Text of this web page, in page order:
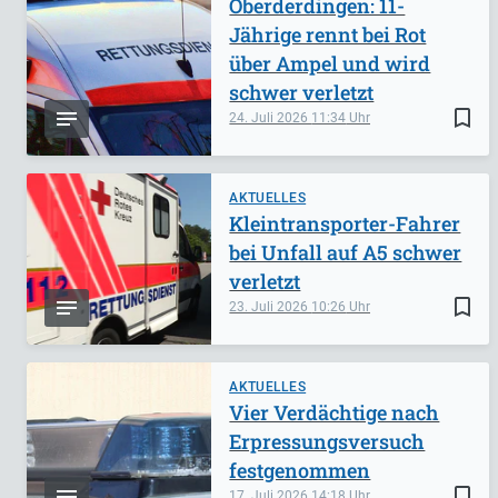
bookmark_border
24. Juli 2026 11:34
Jährige rennt bei Rot
über Ampel und wird
schwer verletzt
AKTUELLES
bookmark_border
23. Juli 2026 10:26
Kleintransporter-Fahrer
bei Unfall auf A5 schwer
verletzt
AKTUELLES
Vier Verdächtige nach
Erpressungsversuch
festgenommen